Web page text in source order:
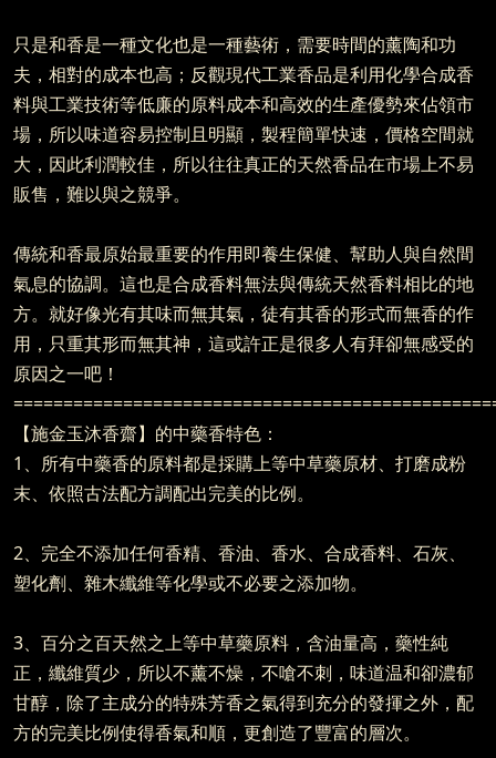
只是和香是一種文化也是一種藝術，需要時間的薰陶和功
夫，相對的成本也高；反觀現代工業香品是利用化學合成香
料與工業技術等低廉的原料成本和高效的生產優勢來佔領市
場，所以味道容易控制且明顯，製程簡單快速，價格空間就
大，因此利潤較佳，所以往往真正的天然香品在市場上不易
販售，難以與之競爭。
傳統和香最原始最重要的作用即養生保健、幫助人與自然間
氣息的協調。這也是合成香料無法與傳統天然香料相比的地
方。就好像光有其味而無其氣，徒有其香的形式而無香的作
用，只重其形而無其神，這或許正是很多人有拜卻無感受的
原因之一吧！
【施金玉沐香齋】的中藥香特色：
1、所有中藥香的原料都是採購上等中草藥原材、打磨成粉
末、依照古法配方調配出完美的比例。
2、完全不添加任何香精、香油、香水、合成香料、石灰、
塑化劑、雜木纖維等化學或不必要之添加物。
3、百分之百天然之上等中草藥原料，含油量高，藥性純
正，纖維質少，所以不薰不燥，不嗆不刺，味道温和卻濃郁
甘醇，除了主成分的特殊芳香之氣得到充分的發揮之外，配
方的完美比例使得香氣和順，更創造了豐富的層次。